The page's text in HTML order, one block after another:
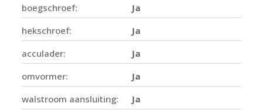
boegschroef:
Ja
hekschroef:
Ja
acculader:
Ja
omvormer:
Ja
walstroom aansluiting:
Ja